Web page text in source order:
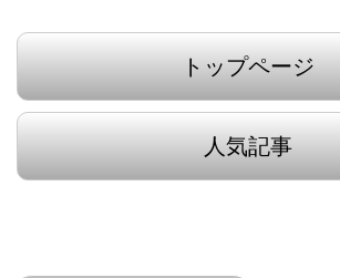
トップページ
人気記事